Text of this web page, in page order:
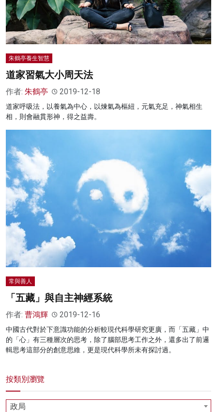
朱鶴亭養生智慧
道家習氣大小周天法
作者: 朱鶴亭 2019-12-18
道家呼吸法，以養氣為中心，以煉氣為樞紐，元氣充足，神氣相生
相，則會融貫形神，得之益壽。
常與善人
「五藏」與自主神經系統
作者: 曹鴻輝 2019-12-16
中國古代對於下意識功能的分析較現代科學研究更廣，而「五藏」中
的「心」有三種層次的思考，除了腦部思考工作之外，還多出了前邏
輯思考這部分的創意思維，更是現代科學所未有探討過。
按類別瀏覽
政局